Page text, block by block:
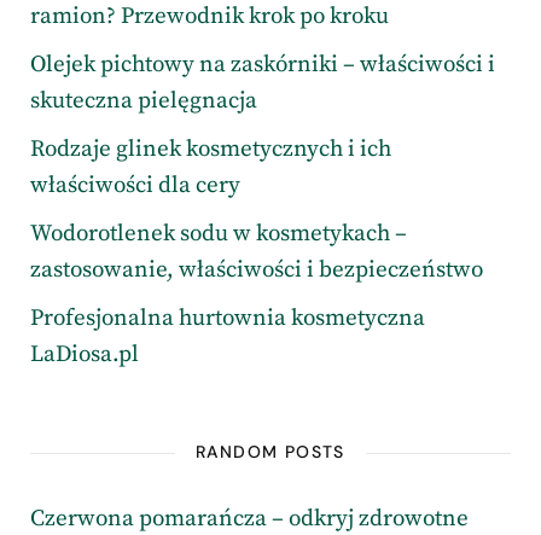
ramion? Przewodnik krok po kroku
Olejek pichtowy na zaskórniki – właściwości i
skuteczna pielęgnacja
Rodzaje glinek kosmetycznych i ich
właściwości dla cery
Wodorotlenek sodu w kosmetykach –
zastosowanie, właściwości i bezpieczeństwo
Profesjonalna hurtownia kosmetyczna
LaDiosa.pl
RANDOM POSTS
Czerwona pomarańcza – odkryj zdrowotne